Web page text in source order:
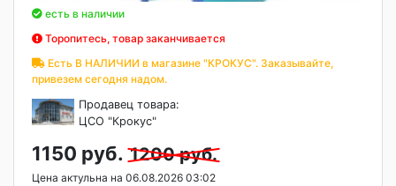
есть в наличии
Торопитесь, товар заканчивается
Есть В НАЛИЧИИ в магазине "КРОКУС". Заказывайте,
привезем сегодня надом.
Продавец товара:
ЦСО "Крокус"
1150 руб. 1200 руб.
Цена актульна на 06.08.2026 03:02